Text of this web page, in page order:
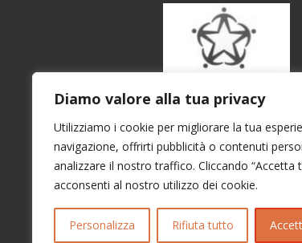
Diamo valore alla tua privacy
Utilizziamo i cookie per migliorare la tua
navigazione, offrirti pubblicità o contenuti
analizzare il nostro traffico. Cliccando “Accetta
acconsenti al nostro utilizzo dei cookie.
Personalizza Rifiuta tutto